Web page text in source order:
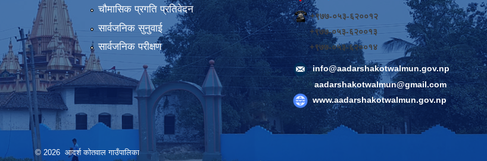
चौमासिक प्रगति प्रतिवेदन
सार्वजनिक सुनुवाई
सार्वजनिक परीक्षण
+९७७-०५३-६२००१२
+९७७-०५३-६२००१३
+९७७-०५३-६२००१४
info@aadarshakotwalmun.gov.np
aadarshakotwalmun@gmail.com
www.aadarshakotwalmun.gov.np
© 2026 आदर्श कोतवाल गाउँपालिका